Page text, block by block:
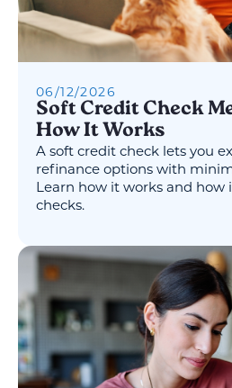
06/12/2026
Soft Credit Check
How It Works
A soft credit check lets you
refinance options with
Learn how it works and how
checks.